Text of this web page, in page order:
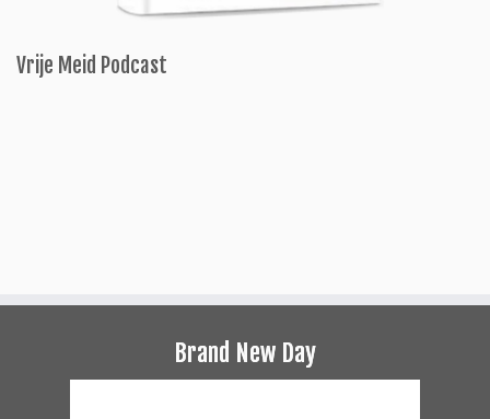
Vrije Meid Podcast
Brand New Day